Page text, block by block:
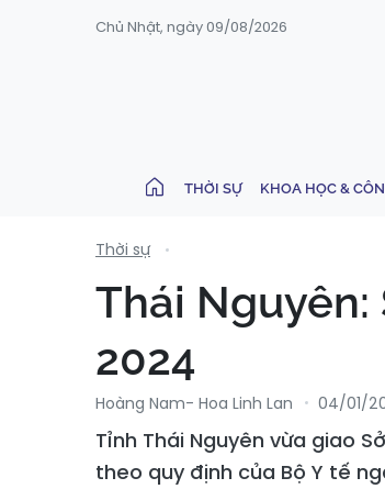
Chủ Nhật, ngày 09/08/2026
THỜI SỰ KHOA HỌC &
Thời sự
Thái
2024
Hoàng Nam- Hoa Linh Lan 04/01/
Tỉnh Thái Nguyên vừa giao
theo quy định của Bộ Y tế